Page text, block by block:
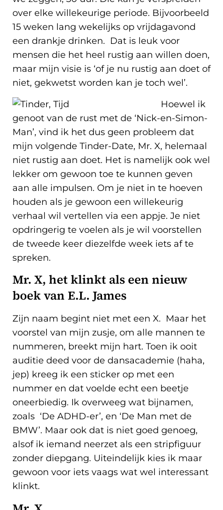
over elke willekeurige periode. Bijvoorbeeld
15 weken lang wekelijks op vrijdagavond
een drankje drinken. Dat is leuk voor
mensen die het heel rustig aan willen doen,
maar mijn visie is ‘of je nu rustig aan doet of
niet, gekwetst worden kan je toch wel’.
Hoewel ik
genoot van de rust met de ‘Nick-en-Simon-
Man’, vind ik het dus geen probleem dat
mijn volgende Tinder-Date, Mr. X, helemaal
niet rustig aan doet. Het is namelijk ook wel
lekker om gewoon toe te kunnen geven
aan alle impulsen. Om je niet in te hoeven
houden als je gewoon een willekeurig
verhaal wil vertellen via een appje. Je niet
opdringerig te voelen als je wil voorstellen
de tweede keer diezelfde week iets af te
spreken.
Mr. X, het klinkt als een nieuw
boek van E.L. James
Zijn naam begint niet met een X. Maar het
voorstel van mijn zusje, om alle mannen te
nummeren, breekt mijn hart. Toen ik ooit
auditie deed voor de dansacademie (haha,
jep) kreeg ik een sticker op met een
nummer en dat voelde echt een beetje
oneerbiedig. Ik overweeg wat bijnamen,
zoals ‘De ADHD-er’, en ‘De Man met de
BMW’. Maar ook dat is niet goed genoeg,
alsof ik iemand neerzet als een stripfiguur
zonder diepgang. Uiteindelijk kies ik maar
gewoon voor iets vaags wat wel interessant
klinkt.